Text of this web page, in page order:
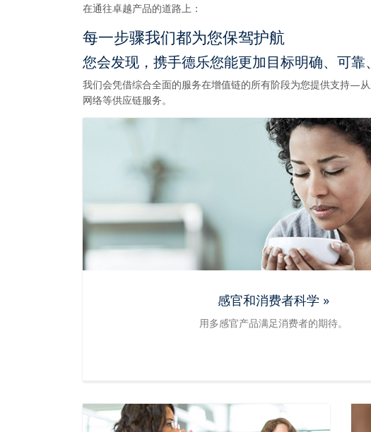
在通往卓越产品的道路上：
每一步骤我们都为您保驾护航
您会发现，携手德乐您能更加目标明确、可靠
我们会凭借综合全面的服务在增值链的所有阶段为您提供支持—
网络等供应链服务。
感官和消费者科学 »
用多感官产品满足消费者的期待。